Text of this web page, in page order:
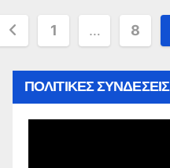
1 … 8
ΠΟΛΙΤΙΚΕΣ ΣΥΝΔΕΣΕΙΣ